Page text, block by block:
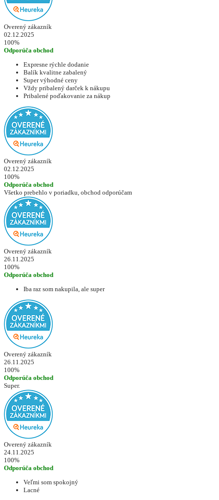
Overený zákazník
02.12.2025
100%
Odporúča obchod
Expresne rýchle dodanie
Balík kvalitne zabalený
Super výhodné ceny
Vždy pribalený darček k nákupu
Pribalené poďakovanie za nákup
Overený zákazník
02.12.2025
100%
Odporúča obchod
Všetko prebehlo v poriadku, obchod odporúčam
Overený zákazník
26.11.2025
100%
Odporúča obchod
Iba raz som nakupila, ale super
Overený zákazník
26.11.2025
100%
Odporúča obchod
Super.
Overený zákazník
24.11.2025
100%
Odporúča obchod
Veľmi som spokojný
Lacné